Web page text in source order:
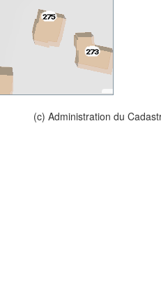
(c) Administration du